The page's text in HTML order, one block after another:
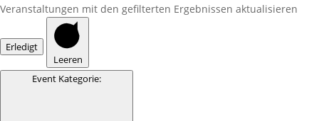
Veranstaltungen mit den gefilterten Ergebnissen aktualisieren
Erledigt
Leeren
Event Kategorie: